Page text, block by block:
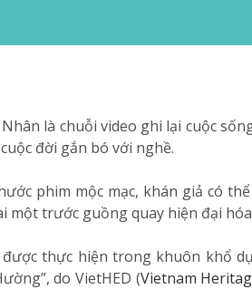
là chuỗi video ghi lại cuộc
đời gắn bó với nghề.
phim mộc mạc, khán giả có
một trước guồng quay hiện đại
thực hiện trong khuôn khổ
do VietHED (Vietnam